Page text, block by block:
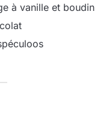
à vanille et boudin